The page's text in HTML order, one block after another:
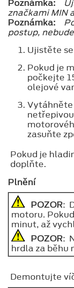
Poznámka:
značkami MIN
Poznámka:
postup,
Ujistěte
Pokud je
počkejte
olejové
zasuňte
Pokud je
doplňte.
Plnění
POZOR:
motoru.
minut, až
POZOR:
hrdla za běhu
Demontujte